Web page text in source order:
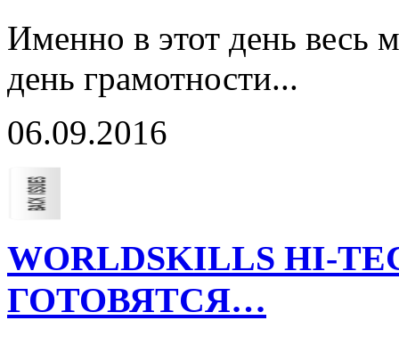
Именно в этот день
день грамотности...
06.09.2016
WORLDSKILLS HI-
ГОТОВЯТСЯ…